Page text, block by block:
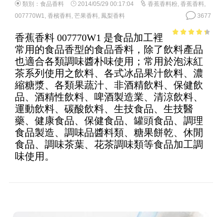
類別： 食品香料 2014/05/29 00:17:04 香蕉香料粉, 香蕉香料,
007770W1, 香檳香料, 芒果香料, 鳳梨香料 3677
of 5
香蕉香料 007770W1 是食品加工裡
常用的食品香型的食品香料，除了飲料產品
也適合各類調味醬朴味使用；常用於泡沫紅
茶系列使用之飲料、各式冰品果汁飲料、濃
縮糖漿、各類果蔬汁、非酒精飲料、保健飲
品、酒精性飲料、啤酒製造業、清涼飲料、
運動飲料、碳酸飲料、生技食品、生技醫
藥、健康食品、保健食品、罐頭食品、調理
食品製造、調味品醬料類、糖果餅乾、休閒
食品、調味茶葉、花茶調味類等食品加工調
味使用。